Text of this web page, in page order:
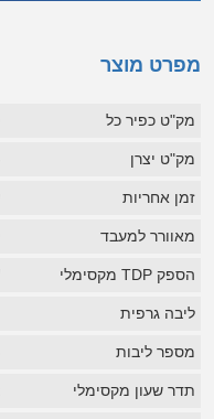
מפרט מוצר
מק"ט כפיר כל
מק"ט יצרן
זמן אחריות
מאוורר למעבד
הספק TDP מקסימלי
ליבה גרפית
מספר ליבות
תדר שעון מקסימלי